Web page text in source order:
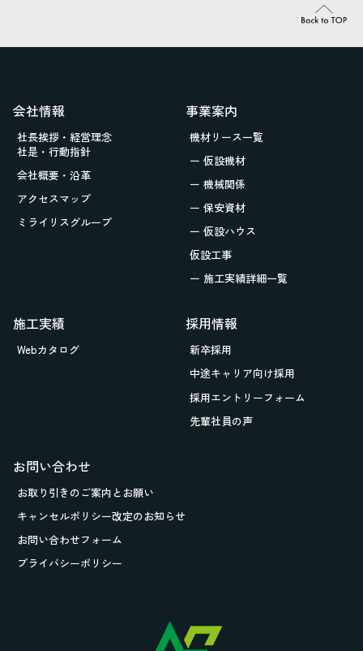
会社情報
社長挨拶・経営理念
社是・行動指針
会社概要・沿革
アクセスマップ
ミライリスグループ
事業案内
機材リース一覧
ー 仮設機材
ー 機械関係
ー 保安資材
ー 仮設ハウス
仮設工事
ー 施工実績詳細一覧
施工実績
Webカタログ
採用情報
新卒採用
中途キャリア向け採用
採用エントリーフォーム
先輩社員の声
お問い合わせ
お取り引きのご案内とお願い
キャンセルポリシー改定のお知らせ
お問い合わせフォーム
プライバシーポリシー